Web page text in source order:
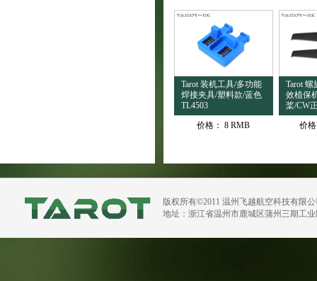
Tarot 装机工具/多功能
焊接夹具/塑料款/蓝色
TL4503
价格： 8 RMB
Tarot 螺
效植保
桨/CW
价
版权所有©2011 温州飞越航空科技有限
地址：浙江省温州市鹿城区蒲州三期工业